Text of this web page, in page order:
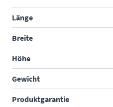
Länge
Breite
Höhe
Gewicht
Produktgarantie